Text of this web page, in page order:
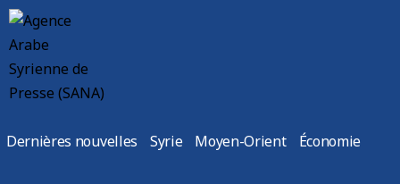
Dernières nouvelles Syrie Moyen-Orient Économie